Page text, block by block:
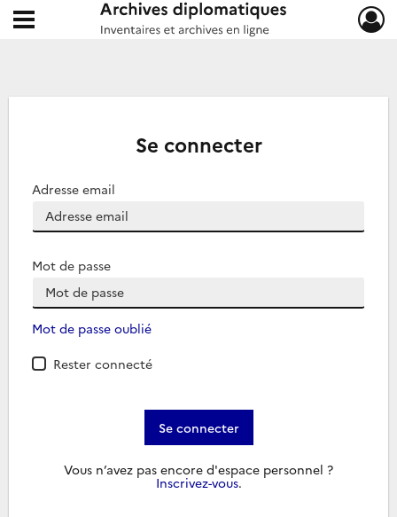
Archives diplomatiques
Ouvrir le menu déroulant
Se connecter
Adresse email
Mot de passe
Mot de passe oublié
Rester connecté
Se connecter
Vous n’avez pas encore d'espace personnel ?
Inscrivez-vous.